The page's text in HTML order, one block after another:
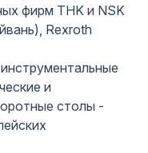
фирм THK и NSK
Rexroth
и
столы -